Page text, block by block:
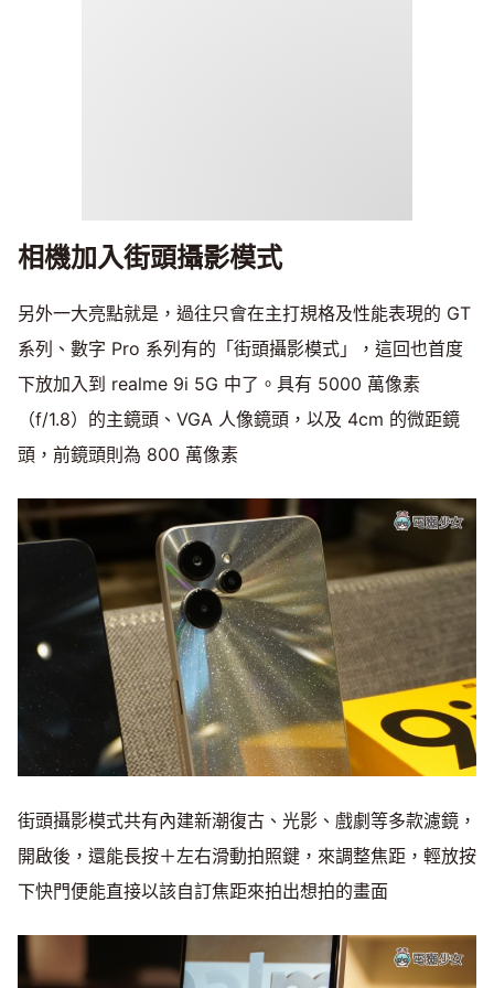
相機加入街頭攝影模式
另外一大亮點就是，過往只會在主打規格及性能表現的 GT
系列、數字 Pro 系列有的「街頭攝影模式」，這回也首度
下放加入到 realme 9i 5G 中了。具有 5000 萬像素
（f/1.8）的主鏡頭、VGA 人像鏡頭，以及 4cm 的微距鏡
頭，前鏡頭則為 800 萬像素
街頭攝影模式共有內建新潮復古、光影、戲劇等多款濾鏡，
開啟後，還能長按＋左右滑動拍照鍵，來調整焦距，輕放按
下快門便能直接以該自訂焦距來拍出想拍的畫面